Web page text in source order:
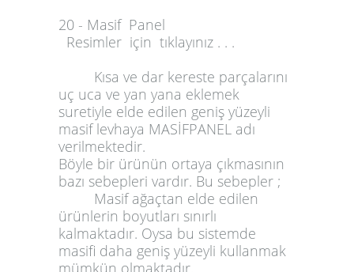
20 - Masif Panel
Resimler için tıklayınız . . .
Kısa ve dar kereste parçalarını
uç uca ve yan yana eklemek
suretiyle elde edilen geniş yüzeyli
masif levhaya MASİFPANEL adı
verilmektedir.
Böyle bir ürünün ortaya çıkmasının
bazı sebepleri vardır. Bu sebepler ;
Masif ağaçtan elde edilen
ürünlerin boyutları sınırlı
kalmaktadır. Oysa bu sistemde
masifi daha geniş yüzeyli kullanmak
mümkün olmaktadır.